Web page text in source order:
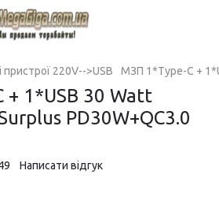
пристрої 220V-->USB МЗП 1*Type-C +
1*USB 30 Watt
PD30W+QC3.0
Написати відгук